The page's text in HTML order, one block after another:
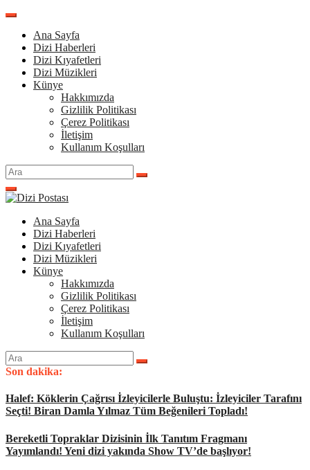
İçeriğe
Ana Sayfa
Dizi Haberleri
Dizi Kıyafetleri
Dizi Müzikleri
Künye
Hakkımızda
Gizlilik Politikası
Çerez Politikası
İletişim
Kullanım Koşulları
Arama
yap:
Ana Sayfa
Dizi Haberleri
Dizi Kıyafetleri
Dizi Müzikleri
Künye
Hakkımızda
Gizlilik Politikası
Çerez Politikası
İletişim
Kullanım Koşulları
Arama
yap:
Son dakika:
Halef: Köklerin Çağrısı İzleyicilerle Buluştu: İzleyiciler Tarafını
Seçti! Biran Damla Yılmaz Tüm Beğenileri Topladı!
Bereketli Topraklar Dizisinin İlk Tanıtım Fragmanı
Yayımlandı! Yeni dizi yakında Show TV’de başlıyor!